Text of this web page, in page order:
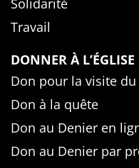
Solidarité
Travail
DONNER À L’ÉGLISE
Don pour la visite du
Don à la quête
Don au Denier en
Don au Denier par